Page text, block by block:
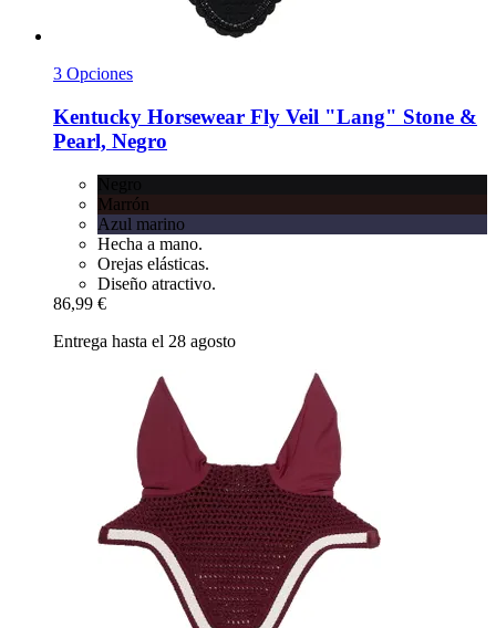
3 Opciones
Kentucky Horsewear Fly Veil "Lang" Stone &
Pearl, Negro
Marrón
Azul marino
Hecha a mano.
Orejas elásticas.
Diseño atractivo.
86,99 €
Entrega hasta el 28 agosto